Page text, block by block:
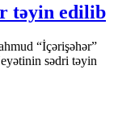
təyin edilib
“İçərişəhər”
sədri təyin